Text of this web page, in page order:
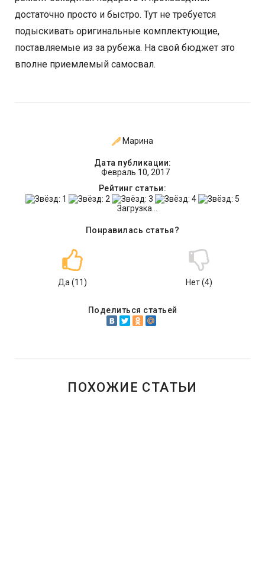
достаточно просто и быстро. Тут не требуется
подыскивать оригинальные комплектующие,
поставляемые из за рубежа. На свой бюджет это
вполне приемлемый самосвал.
Марина
Дата публикации:
Февраль 10, 2017
Рейтинг статьи:
Загрузка...
Понравилась статья?
Да (11) Нет (4)
Поделиться статьей
ПОХОЖИЕ СТАТЬИ